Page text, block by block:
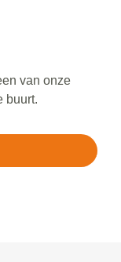
van onze
buurt.